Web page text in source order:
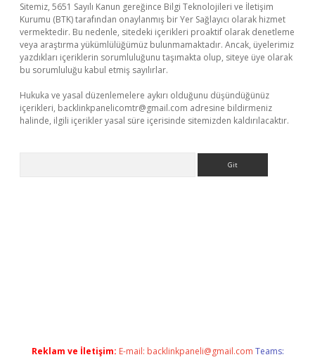
Sitemiz, 5651 Sayılı Kanun gereğince Bilgi Teknolojileri ve İletişim
Kurumu (BTK) tarafından onaylanmış bir Yer Sağlayıcı olarak hizmet
vermektedir. Bu nedenle, sitedeki içerikleri proaktif olarak denetleme
veya araştırma yükümlülüğümüz bulunmamaktadır. Ancak, üyelerimiz
yazdıkları içeriklerin sorumluluğunu taşımakta olup, siteye üye olarak
bu sorumluluğu kabul etmiş sayılırlar.
Hukuka ve yasal düzenlemelere aykırı olduğunu düşündüğünüz
içerikleri, backlinkpanelicomtr@gmail.com adresine bildirmeniz
halinde, ilgili içerikler yasal süre içerisinde sitemizden kaldırılacaktır.
Reklam ve İletişim: E-mail: backlinkpaneli@gmail.com Teams: